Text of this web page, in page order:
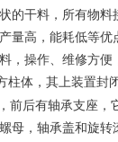
的干料，所有物
量高，能耗低等
，操作、维修方便
柱体，其上装置封
前后有轴承支座，
母，轴承盖和旋转